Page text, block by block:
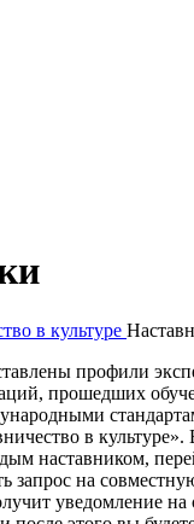
в культуре
профили
прошедших
в
наставником,
запрос на
уведомление на